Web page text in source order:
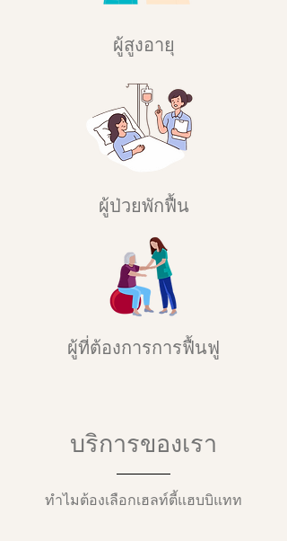
ผู้สูงอายุ
ผู้ป่วยพักฟื้น
ผู้ที่ต้องการการฟื้นฟู
บริการของเรา
ทำไมต้องเลือกเฮลท์ตี้แฮบบิแทท